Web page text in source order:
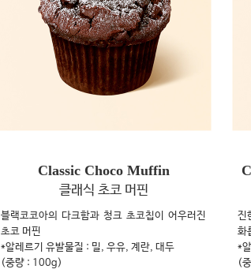
Classic Choco Muffin
클래식 초코 머핀
블랙코코아의 다크함과 청크 초코칩이 어우러진
초코 머핀
*알레르기 유발물질 : 밀, 우유, 계란, 대두
(중량 : 100g)
진
화
*
(